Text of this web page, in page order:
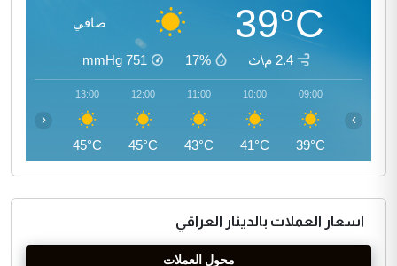
39°C صافي
2.4 م\ث 17%
751
mmHg
09:00
39°C
10:00
41°C
11:00
43°C
12:00
45°C
13:00
45°C
‹ ›
اسعار العملات بالدينار العراقي